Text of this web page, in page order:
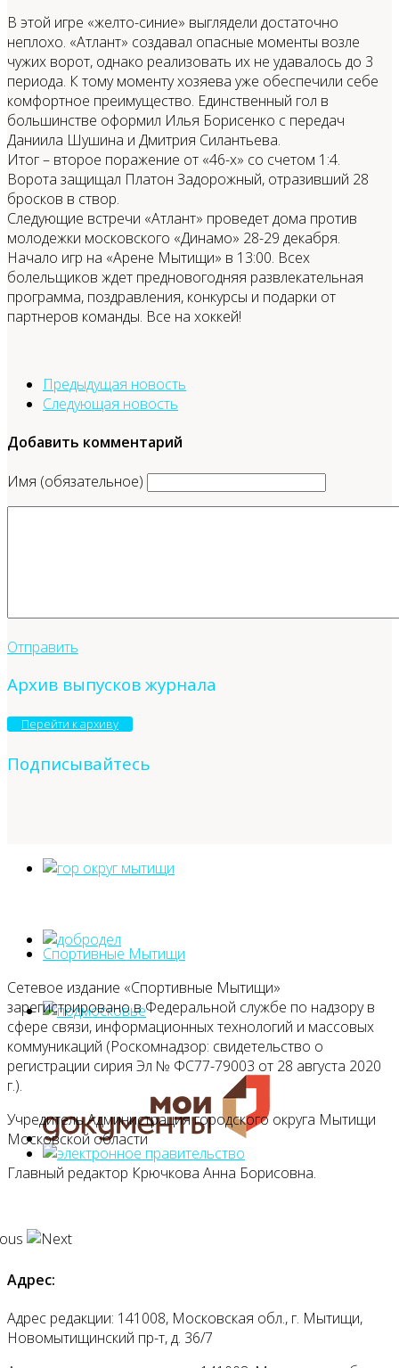
В этой игре «желто-синие» выглядели достаточно
неплохо. «Атлант» создавал опасные моменты возле
чужих ворот, однако реализовать их не удавалось до 3
периода. К тому моменту хозяева уже обеспечили себе
комфортное преимущество. Единственный гол в
большинстве оформил Илья Борисенко с передач
Даниила Шушина и Дмитрия Силантьева.
Итог – второе поражение от «46-х» со счетом 1:4.
Ворота защищал Платон Задорожный, отразивший 28
бросков в створ.
Следующие встречи «Атлант» проведет дома против
молодежки московского «Динамо» 28-29 декабря.
Начало игр на «Арене Мытищи» в 13:00. Всех
болельщиков ждет предновогодняя развлекательная
программа, поздравления, конкурсы и подарки от
партнеров команды. Все на хоккей!
Предыдущая новость
Следующая новость
Добавить комментарий
Имя (обязательное)
Отправить
Архив выпусков журнала
Перейти к архиву
Подписывайтесь
Спортивные Мытищи
Сетевое издание «Спортивные Мытищи»
зарегистрировано в Федеральной службе по надзору в
сфере связи, информационных технологий и массовых
коммуникаций (Роскомнадзор: свидетельство о
регистрации сирия Эл № ФС77-79003 от 28 августа 2020
г.).
Учредитель Администрация городского округа Мытищи
Московской области
Главный редактор Крючкова Анна Борисовна.
Адрес:
Адрес редакции: 141008, Московская обл., г. Мытищи,
Новомытищинский пр-т, д. 36/7